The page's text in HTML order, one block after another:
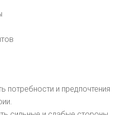
потребности и предпочтения